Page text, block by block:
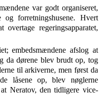
var godt organiseret,
og forret­ningshusene. Hvert
regeringsapparatet,
embedsmændene afslog at
da dørene blev brudt op, tog
til arkiverne, men først da
låsene op, blev nøglerne
Neratov, den tidligere vice-